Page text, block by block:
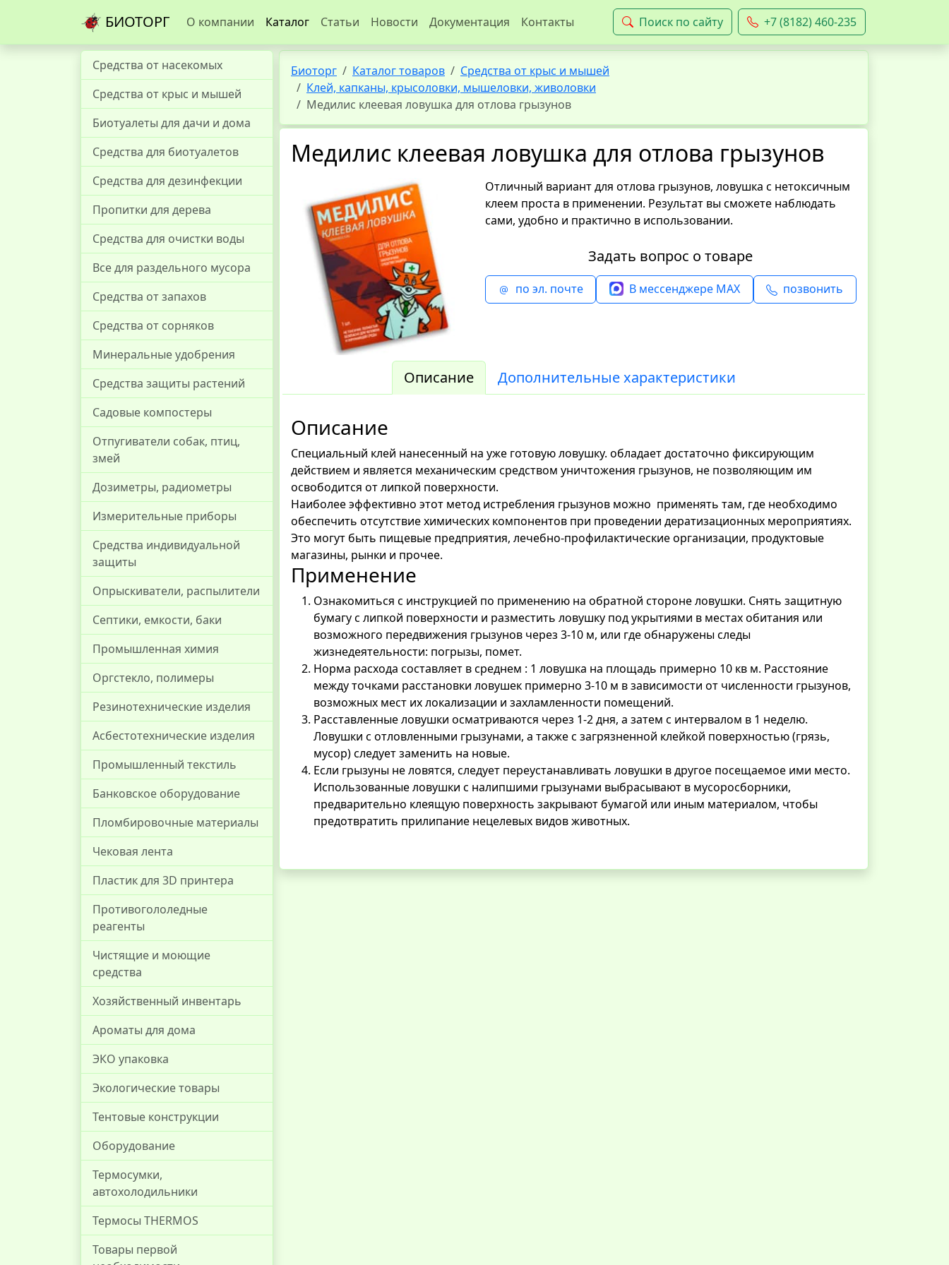
БИОТОРГ О компании Каталог Статьи Новости Документация Контакты Поиск по сайту +7 (8182) 460-235
Средства от насекомых
Средства от крыс и мышей
Биотуалеты для дачи и дома
Средства для биотуалетов
Средства для дезинфекции
Пропитки для дерева
Средства для очистки воды
Все для раздельного мусора
Средства от запахов
Средства от сорняков
Минеральные удобрения
Средства защиты растений
Садовые компостеры
Отпугиватели собак, птиц,
змей
Дозиметры, радиометры
Измерительные приборы
Средства индивидуальной
защиты
Опрыскиватели, распылители
Септики, емкости, баки
Промышленная химия
Оргстекло, полимеры
Резинотехнические изделия
Асбестотехнические изделия
Промышленный текстиль
Банковское оборудование
Пломбировочные материалы
Чековая лента
Пластик для 3D принтера
Противогололедные
реагенты
Чистящие и моющие
средства
Хозяйственный инвентарь
Ароматы для дома
ЭКО упаковка
Экологические товары
Тентовые конструкции
Оборудование
Термосумки,
автохолодильники
Термосы THERMOS
Товары первой
Биоторг Каталог товаров
Средства от крыс и мышей
Клей, капканы, крысоловки, мышеловки, живоловки
Медилис клеевая ловушка для отлова грызунов
Медилис клеевая ловушка для отлова грызунов
Отличный вариант для отлова грызунов, ловушка с нетоксичным
клеем проста в применении. Результат вы сможете наблюдать
сами, удобно и практично в использовании.
Задать вопрос о товаре
по эл. почте В мессенджере MAX позвонить
Описание Дополнительные характеристики
Описание
Специальный клей нанесенный на уже готовую ловушку. обладает достаточно фиксирующим
действием и является механическим средством уничтожения грызунов, не позволяющим им
освободится от липкой поверхности.
Наиболее эффективно этот метод истребления грызунов можно применять там, где необходимо
обеспечить отсутствие химических компонентов при проведении дератизационных мероприятиях.
Это могут быть пищевые предприятия, лечебно-профилактические организации, продуктовые
магазины, рынки и прочее.
Применение
Ознакомиться с инструкцией по применению на обратной стороне ловушки. Снять защитную
бумагу с липкой поверхности и разместить ловушку под укрытиями в местах обитания или
возможного передвижения грызунов через 3-10 м, или где обнаружены следы
жизнедеятельности: погрызы, помет.
Норма расхода составляет в среднем : 1 ловушка на площадь примерно 10 кв м. Расстояние
между точками расстановки ловушек примерно 3-10 м в зависимости от численности грызунов,
возможных мест их локализации и захламленности помещений.
Расставленные ловушки осматриваются через 1-2 дня, а затем с интервалом в 1 неделю.
Ловушки с отловленными грызунами, а также с загрязненной клейкой поверхностью (грязь,
мусор) следует заменить на новые.
Если грызуны не ловятся, следует переустанавливать ловушки в другое посещаемое ими место.
Использованные ловушки с налипшими грызунами выбрасывают в мусоросборники,
предварительно клеящую поверхность закрывают бумагой или иным материалом, чтобы
предотвратить прилипание нецелевых видов животных.